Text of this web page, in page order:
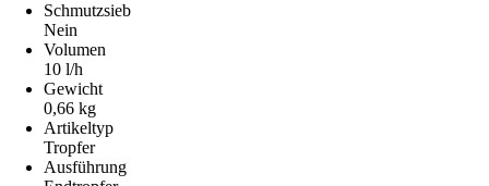
Schmutzsieb
Nein
Volumen
10 l/h
Gewicht
0,66 kg
Artikeltyp
Tropfer
Ausführung